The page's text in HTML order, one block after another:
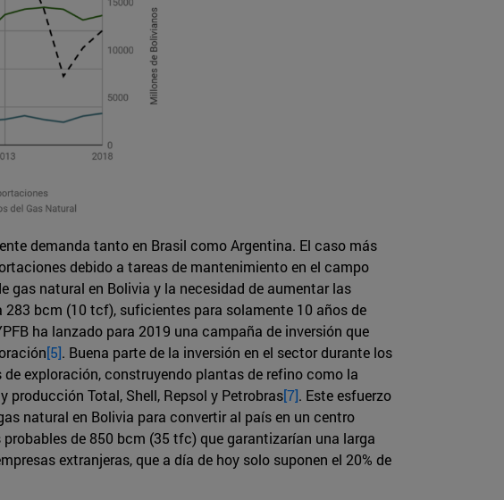
demanda tanto en Brasil como Argentina. El caso más
debido a tareas de mantenimiento en el campo
gas natural en Bolivia y la necesidad de aumentar las
bcm (10 tcf), suficientes para solamente 10 años de
ha lanzado para 2019 una campaña de inversión que
[5]. Buena parte de la inversión en el sector durante los
exploración, construyendo plantas de refino como la
producción Total, Shell, Repsol y Petrobras[7]. Este esfuerzo
natural en Bolivia para convertir al país en un centro
probables de 850 bcm (35 tfc) que garantizarían una larga
extranjeras, que a día de hoy solo suponen el 20% de